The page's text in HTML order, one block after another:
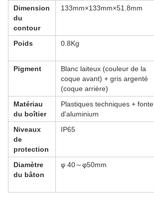
Dimension
du
contour
133mm×133mm×51.8mm
Poids 0.8Kg
Pigment
Blanc laiteux (couleur de la
coque avant) + gris argenté
(coque arrière)
Matériau
du boîtier
Plastiques techniques + fonte
d'aluminium
Niveaux
de
protection
IP65
Diamètre
du bâton
φ 40～φ50mm